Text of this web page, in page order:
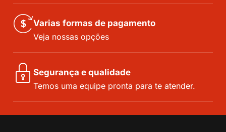
Varias formas de pagamento
Veja nossas opções
Segurança e qualidade
Temos uma equipe pronta para te atender.